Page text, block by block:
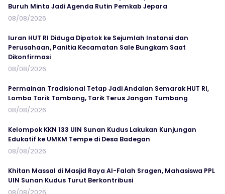
Buruh Minta Jadi Agenda Rutin Pemkab Jepara
08/08/2026
Iuran HUT RI Diduga Dipatok ke Sejumlah Instansi dan
Perusahaan, Panitia Kecamatan Sale Bungkam Saat
Dikonfirmasi
08/08/2026
Permainan Tradisional Tetap Jadi Andalan Semarak HUT RI,
Lomba Tarik Tambang, Tarik Terus Jangan Tumbang
08/08/2026
Kelompok KKN 133 UIN Sunan Kudus Lakukan Kunjungan
Edukatif ke UMKM Tempe di Desa Badegan
08/08/2026
Khitan Massal di Masjid Raya Al-Falah Sragen, Mahasiswa PPL
UIN Sunan Kudus Turut Berkontribusi
08/08/2026